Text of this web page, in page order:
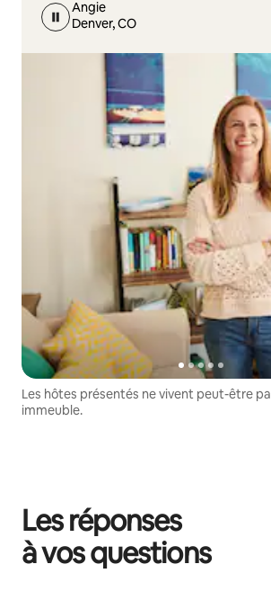
Angie
Denver, CO
Les hôtes présentés ne vivent peut-être
immeuble.
Les réponses
à vos questions